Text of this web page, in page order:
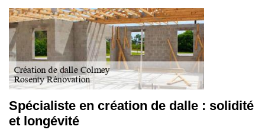
Spécialiste en création de dalle : solidité
et longévité